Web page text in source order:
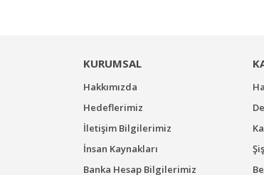
KURUMSAL
Hakkımızda
Hedeflerimiz
İletişim Bilgilerimiz
İnsan Kaynakları
Banka Hesap Bilgilerimiz